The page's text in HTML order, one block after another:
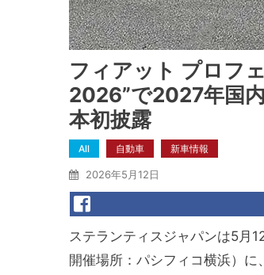
フィアット プロフ
2026”で2027年国
本初披露
All 自動車 新車情報
2026年5月12日
ステランティスジャパンは5月
開催場所：パシフィコ横浜）